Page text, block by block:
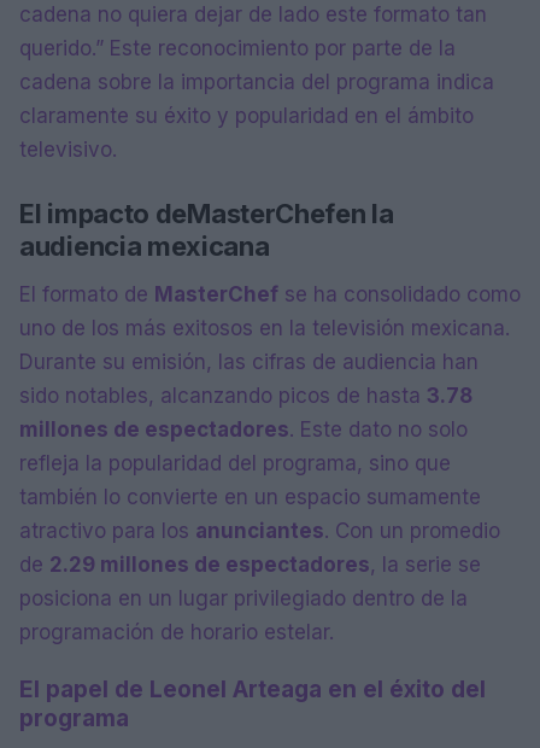
cadena no quiera dejar de lado este formato tan
querido.” Este reconocimiento por parte de la
cadena sobre la importancia del programa indica
claramente su éxito y popularidad en el ámbito
televisivo.
El impacto deMasterChefen la
audiencia mexicana
El formato de MasterChef se ha consolidado como
uno de los más exitosos en la televisión mexicana.
Durante su emisión, las cifras de audiencia han
sido notables, alcanzando picos de hasta 3.78
millones de espectadores. Este dato no solo
refleja la popularidad del programa, sino que
también lo convierte en un espacio sumamente
atractivo para los anunciantes. Con un promedio
de 2.29 millones de espectadores, la serie se
posiciona en un lugar privilegiado dentro de la
programación de horario estelar.
El papel de Leonel Arteaga en el éxito del
programa